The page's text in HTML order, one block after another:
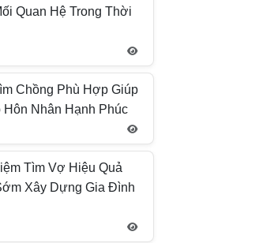
Quan Hệ Trong Thời
Chồng Phù Hợp Giúp
Nhân Hạnh Phúc
Tìm Vợ Hiệu Quả
Xây Dựng Gia Đình